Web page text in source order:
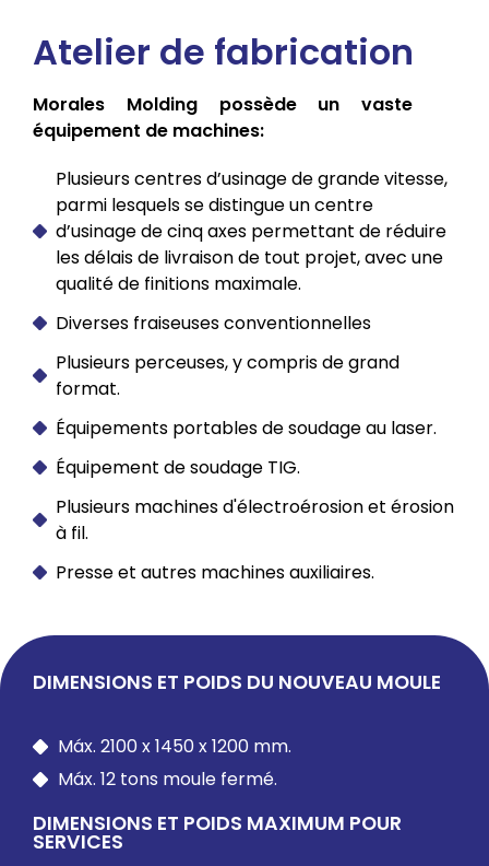
Atelier de fabrication
Morales Molding possède un vaste
équipement de machines:
Plusieurs centres d’usinage de grande vitesse,
parmi lesquels se distingue un centre
d’usinage de cinq axes permettant de réduire
les délais de livraison de tout projet, avec une
qualité de finitions maximale.
Diverses fraiseuses conventionnelles
Plusieurs perceuses, y compris de grand
format.
Équipements portables de soudage au laser.
Équipement de soudage TIG.
Plusieurs machines d'électroérosion et érosion
à fil.
Presse et autres machines auxiliaires.
DIMENSIONS ET POIDS DU NOUVEAU MOULE
Máx. 2100 x 1450 x 1200 mm.​
Máx. 12 tons moule fermé.
DIMENSIONS ET POIDS MAXIMUM POUR
SERVICES